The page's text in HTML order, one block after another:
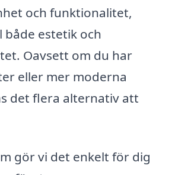
och funktionalitet,
estetik och
Oavsett om du har
eller mer moderna
det flera alternativ att
gör vi det enkelt för dig